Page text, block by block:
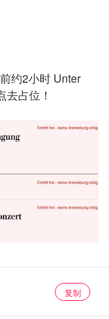
约2小时 Unter
去占位！
复制